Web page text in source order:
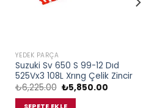
YEDEK PARÇA
Suzuki Sv 650 S 99-12 Dıd
525Vx3 108L Xrıng Çelik Zincir
₺6,225.00 Orijinal
fiyat:
₺6,225.00.
₺5,850.00Şu